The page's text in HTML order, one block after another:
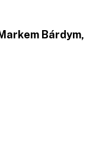
Bárdym,